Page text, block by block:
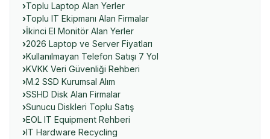
Toplu Laptop Alan Yerler
Toplu IT Ekipmanı Alan Firmalar
İkinci El Monitör Alan Yerler
2026 Laptop ve Server Fiyatları
Kullanılmayan Telefon Satışı 7 Yol
KVKK Veri Güvenliği Rehberi
M.2 SSD Kurumsal Alım
SSHD Disk Alan Firmalar
Sunucu Diskleri Toplu Satış
EOL IT Equipment Rehberi
IT Hardware Recycling